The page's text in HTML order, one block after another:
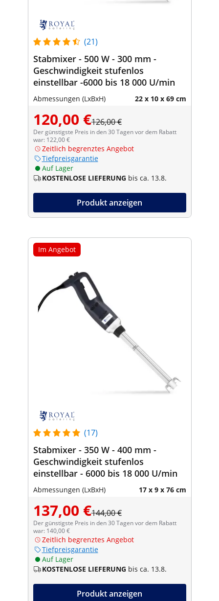
(21)
Stabmixer - 500 W - 300 mm -
Geschwindigkeit stufenlos
einstellbar -6000 bis 18 000 U/min
Abmessungen (LxBxH) 22 x 10 x 69 cm
120,00 €126,00 €
Der günstigste Preis in den 30 Tagen vor dem Rabatt
war: 122,00 €
Zeitlich begrenztes Angebot
Tiefpreisgarantie
Auf Lager
KOSTENLOSE LIEFERUNG bis ca. 13.8.
Produkt anzeigen
Im Angebot
(17)
Stabmixer - 350 W - 400 mm -
Geschwindigkeit stufenlos
einstellbar - 6000 bis 18 000 U/min
Abmessungen (LxBxH) 17 x 9 x 76 cm
137,00 €144,00 €
Der günstigste Preis in den 30 Tagen vor dem Rabatt
war: 140,00 €
Zeitlich begrenztes Angebot
Tiefpreisgarantie
Auf Lager
KOSTENLOSE LIEFERUNG bis ca. 13.8.
Produkt anzeigen